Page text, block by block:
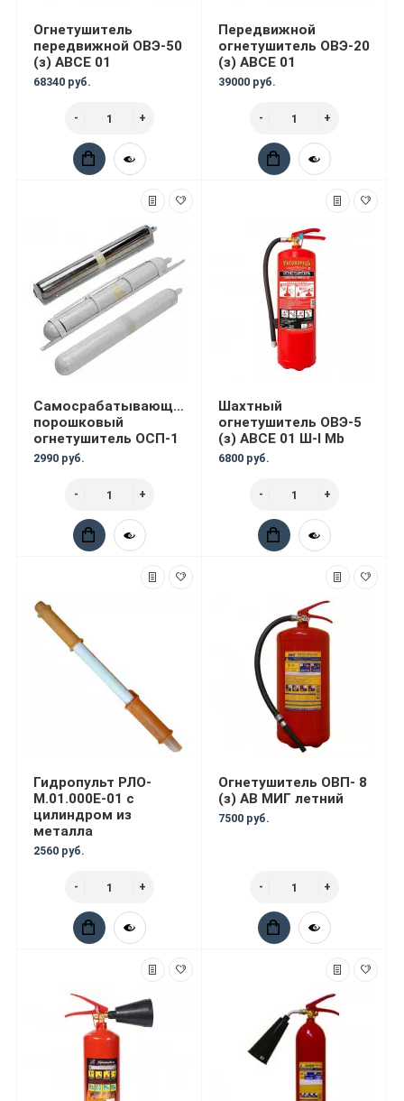
Огнетушитель
передвижной ОВЭ-50
(з) АВСЕ 01
68340 руб.
Передвижной
огнетушитель ОВЭ-20
(з) АВCЕ 01
39000 руб.
Самосрабатывающий
порошковый
огнетушитель ОСП-1
2990 руб.
Шахтный
огнетушитель ОВЭ-5
(з) АВСЕ 01 Ш-I Mb
6800 руб.
Гидропульт РЛО-
М.01.000Е-01 с
цилиндром из
металла
2560 руб.
Огнетушитель ОВП- 8
(з) АВ МИГ летний
7500 руб.